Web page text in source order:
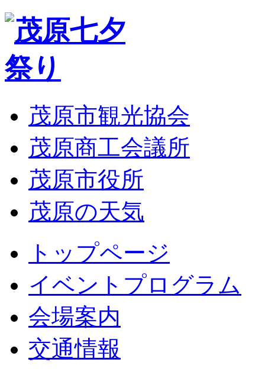
茂原市観光協会
茂原商工会議所
茂原市役所
茂原の天気
トップページ
イベントプログラム
会場案内
交通情報